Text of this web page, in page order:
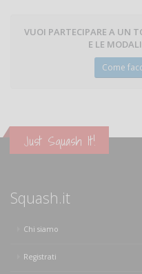
VUOI PARTECIPARE A UN
E LE
Come
Just Squash It!
Squash.it
Chi siamo
Registrati